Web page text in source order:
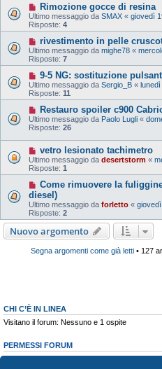
Rimozione gocce di resina
Ultimo messaggio da SMAX « giovedì
Risposte: 4
rivestimento in pelle
Ultimo messaggio da mighe78 «
Risposte: 7
9-5 NG: sostituzione
Ultimo messaggio da Sergio_B « lunedì
Risposte: 11
Restauro spoiler c900
Ultimo messaggio da Paolo Lugli «
Risposte: 26
vetro lesionato tachimetro
Ultimo messaggio da desertstorm «
Risposte: 1
Come rimuovere la
diesel)
Ultimo messaggio da forletto «
Risposte: 2
Nuovo argomento
Segna argomenti come già letti • 127
CHI C’È IN LINEA
Visitano il forum: Nessuno e 1 ospite
PERMESSI FORUM